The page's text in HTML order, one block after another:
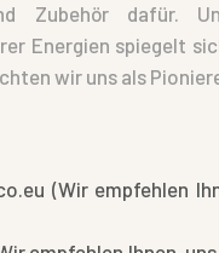
Zubehör dafür.
Energien spiegelt
wir uns als
(Wir empfehlen